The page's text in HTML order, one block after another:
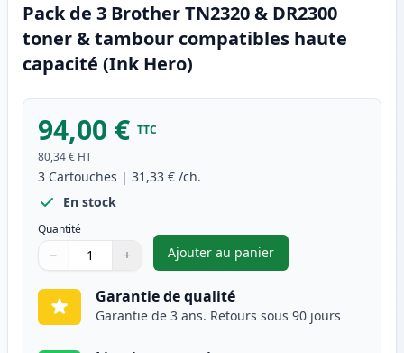
Pack de 3 Brother TN2320 & DR2300
toner & tambour compatibles haute
capacité (Ink Hero)
94,00 € TTC
80,34 € HT
3 Cartouches | 31,33 € /ch.
En stock
Quantité
Quantité
Utilisez les boutons pour ajuster
− +
Quantité
Ajouter au panier
,Pack de 3 Brother TN2320
Garantie de qualité
Garantie de 3 ans. Retours sous 90 jours